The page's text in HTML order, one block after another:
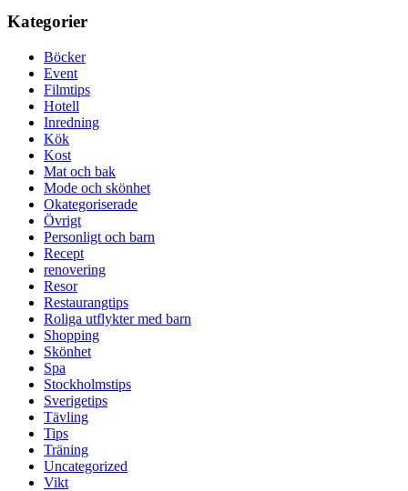
Kategorier
Böcker
Event
Filmtips
Hotell
Inredning
Kök
Kost
Mat och bak
Mode och skönhet
Okategoriserade
Övrigt
Personligt och barn
Recept
renovering
Resor
Restaurangtips
Roliga utflykter med barn
Shopping
Skönhet
Spa
Stockholmstips
Sverigetips
Tävling
Tips
Träning
Uncategorized
Vikt